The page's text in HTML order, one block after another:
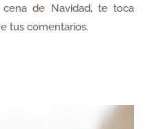
de Navidad, te toca
tus comentarios.